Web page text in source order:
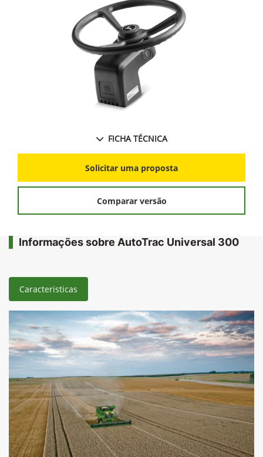
FICHA TÉCNICA
Solicitar uma proposta
Comparar versão
Informações sobre AutoTrac Universal 300
Caracteristicas